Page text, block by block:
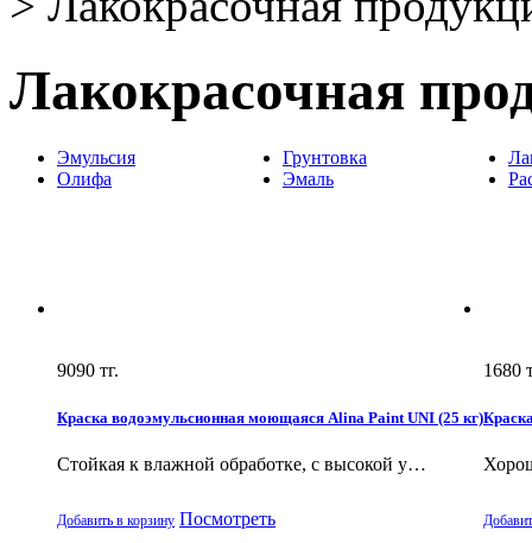
Лакокрасочная
Эмульсия Грунтовка
Олифа
Эмаль
9090 тг.
Краска водоэмульсионная моющаяся Alina Paint UNI (25 кг)
Стойкая к влажной обработке, с высокой у…
Добавить в корзину Посмотреть
1680